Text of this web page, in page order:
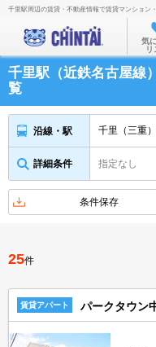
千里駅周辺の賃貸・不動産情報で賃貸マンション
気
リ
千里駅（近鉄名古屋線
覧
沿線・駅 千里（三重
詳細条件 指定なし
条件保存
25件
賃貸アパート パークタウン